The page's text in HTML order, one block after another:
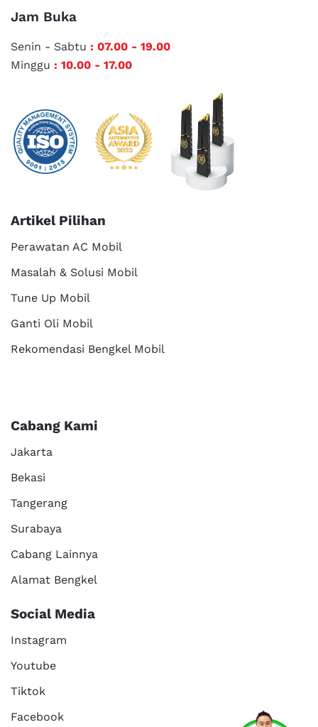
Jam Buka
Senin - Sabtu : 07.00 - 19.00
Minggu : 10.00 - 17.00
Artikel Pilihan
Perawatan AC Mobil
Masalah & Solusi Mobil
Tune Up Mobil
Ganti Oli Mobil
Rekomendasi Bengkel Mobil
Cabang Kami
Jakarta
Bekasi
Tangerang
Surabaya
Cabang Lainnya
Alamat Bengkel
Social Media
Instagram
Youtube
Tiktok
Facebook